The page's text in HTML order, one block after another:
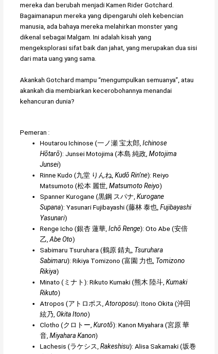
mereka dan berubah menjadi Kamen Rider Gotchard.
Bagaimanapun mereka yang dipengaruhi oleh kebencian
manusia, ada bahaya mereka melahirkan monster yang
dikenal sebagai Malgam. Ini adalah kisah yang
mengeksplorasi sifat baik dan jahat, yang merupakan dua sisi
dari mata uang yang sama.
Akankah Gotchard mampu “mengumpulkan semuanya”, atau
akankah dia membiarkan kecerobohannya menandai
kehancuran dunia?
Pemeran :
Houtarou Ichinose (一ノ瀬 宝太郎 Ichinose
Hōtarō): Junsei Motojima (本島 純政 Motojima
Junsei)
Rinne Kudo (九堂 りんね Kudō Rin’ne): Reiyo
Matsumoto (松本 麗世 Matsumoto Reiyo)
Spanner Kurogane (黒鋼 スパナ Kurogane
Supana): Yasunari Fujibayashi (藤林 泰也 Fujibayashi
Yasunari)
Renge Icho (銀杏 蓮華 Ichō Renge): Oto Abe (安倍
乙 Abe Oto)
Sabimaru Tsuruhara (鶴原 錆丸 Tsuruhara
Sabimaru): Rikiya Tomizono (富園 力也 Tomizono
Rikiya)
Minato (ミナト): Rikuto Kumaki (熊木 陸斗 Kumaki
Rikuto)
Atropos (アトロポス Atoroposu): Itono Okita (沖田
絃乃 Okita Itono)
Clotho (クロトー Kurotō): Kanon Miyahara (宮原 華
音 Miyahara Kanon)
Lachesis (ラケシス Rakeshisu): Alisa Sakamaki (坂巻